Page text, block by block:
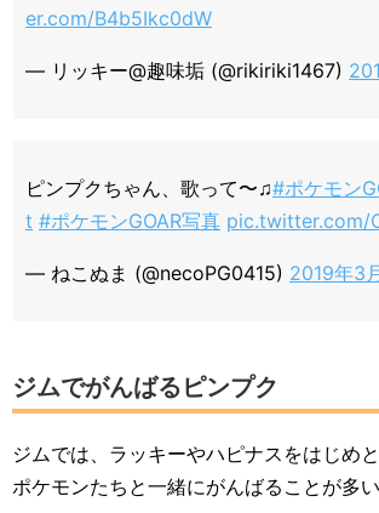
er.com/B4b5Ikc0dW
— リッキー@趣味垢 (@rikiriki1467)
ピンプクちゃん、歌って〜♫#ポケモン
t #ポケモンGOAR写真 pic.twitter.com/
— ねこぬま (@necoPG0415) 2019年3
ジムでがんばるピンプク
ジムでは、ラッキーやハピナスをはじめ
ポケモンたちと一緒にがんばることが多